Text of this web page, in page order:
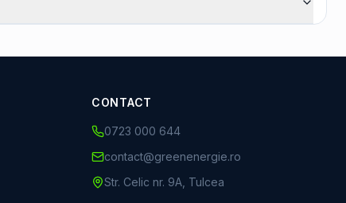
CONTACT
0723 000 644
contact@greenenergie.ro
Str. Celic nr. 9A, Tulcea